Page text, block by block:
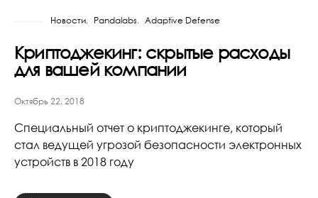
Новости Pandalabs Adaptive Defense
Криптоджекинг: скрытые расходы
для вашей компании
Октябрь 22, 2018
Специальный отчет о криптоджекинге, который
стал ведущей угрозой безопасности электронных
устройств в 2018 году